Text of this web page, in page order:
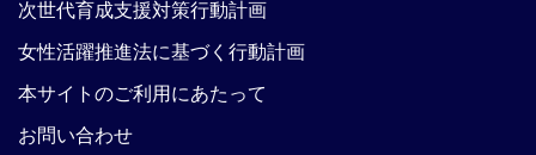
次世代育成支援対策行動計画
女性活躍推進法に基づく行動計画
本サイトのご利用にあたって
お問い合わせ